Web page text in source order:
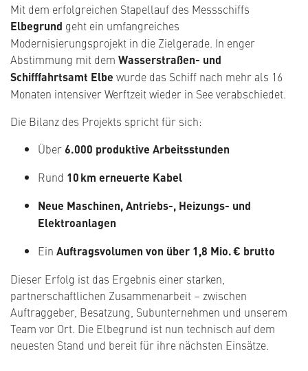
Mit dem erfolgreichen Stapellauf des Messschiffs
Elbegrund geht ein umfangreiches
Modernisierungsprojekt in die Zielgerade. In enger
Abstimmung mit dem Wasserstraßen- und
Schifffahrtsamt Elbe wurde das Schiff nach mehr als 16
Monaten intensiver Werftzeit wieder in See verabschiedet.
Die Bilanz des Projekts spricht für sich:
Über6.000 produktive Arbeitsstunden
Rund 10 km erneuerte Kabel
Neue Maschinen, Antriebs-, Heizungs- und
Elektroanlagen
Ein Auftragsvolumen von über 1,8 Mio. € brutto
Dieser Erfolg ist das Ergebnis einer starken,
partnerschaftlichen Zusammenarbeit – zwischen
Auftraggeber, Besatzung, Subunternehmen und unserem
Team vor Ort. Die Elbegrund ist nun technisch auf dem
neuesten Stand und bereit für ihre nächsten Einsätze.